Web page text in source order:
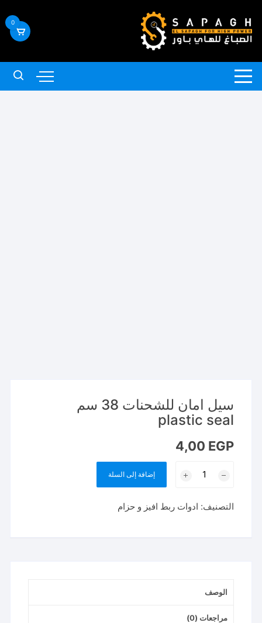
إلى
المحتوى
0
سيل امان للشحنات 38 سم
plastic seal
4,00 EGP
للشحنات
إضافة إلى السلة
التصنيف: ادوات ربط افيز و حزام
الوصف
مراجعات (0)